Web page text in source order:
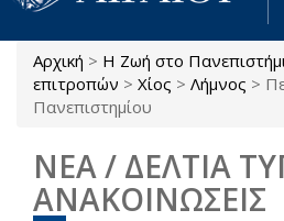
Είστε εδώ
Αρχική > Η Ζωή στο
επιτροπών > Χίος > Λήμνος >
Πανεπιστημίου
ΝΕΑ / ΔΕΛΤΙΑ
ΑΝΑΚΟΙΝΩΣΕΙΣ